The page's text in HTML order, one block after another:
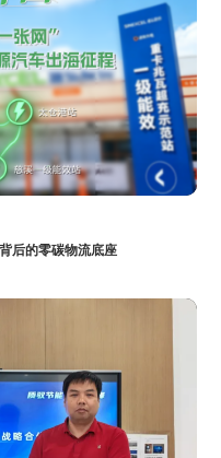
样”出海背后的零碳物流底座